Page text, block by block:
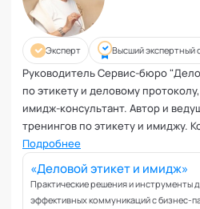
Эксперт Высший экспертный
Руководитель Сервис-бюро
по этикету и деловому
имидж-консультант. Автор и
тренингов по этикету и имиджу.
организации и проведению
Член ассоциации специалистов
высшего экспертного совета
этикет" Академии социальных
Подробнее
«Деловой этикет и имидж»
Практические решения и инструменты
эффективных коммуникаций с бизнес-